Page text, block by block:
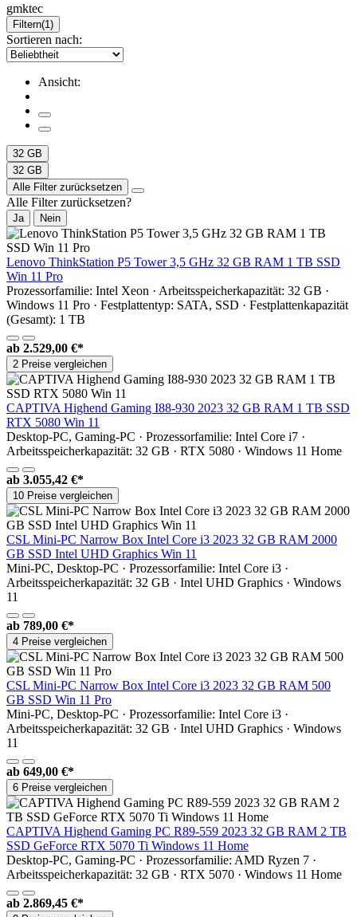
gmktec
Filtern(1)
Sortieren nach:
Ansicht:
32 GB
32 GB
Alle Filter zurücksetzen
Alle Filter zurücksetzen?
Ja Nein
Lenovo ThinkStation P5 Tower 3,5 GHz 32 GB RAM 1 TB SSD
Win 11 Pro
Prozessorfamilie: Intel Xeon · Arbeitsspeicherkapazität: 32 GB ·
Windows 11 Pro · Festplattentyp: SATA, SSD · Festplattenkapazität
(Gesamt): 1 TB
ab 2.529,00 €*
2 Preise vergleichen
CAPTIVA Highend Gaming I88-930 2023 32 GB RAM 1 TB SSD
RTX 5080 Win 11
Desktop-PC, Gaming-PC · Prozessorfamilie: Intel Core i7 ·
Arbeitsspeicherkapazität: 32 GB · RTX 5080 · Windows 11 Home
ab 3.055,42 €*
10 Preise vergleichen
CSL Mini-PC Narrow Box Intel Core i3 2023 32 GB RAM 2000
GB SSD Intel UHD Graphics Win 11
Mini-PC, Desktop-PC · Prozessorfamilie: Intel Core i3 ·
Arbeitsspeicherkapazität: 32 GB · Intel UHD Graphics · Windows
11
ab 789,00 €*
4 Preise vergleichen
CSL Mini-PC Narrow Box Intel Core i3 2023 32 GB RAM 500
GB SSD Win 11 Pro
Mini-PC, Desktop-PC · Prozessorfamilie: Intel Core i3 ·
Arbeitsspeicherkapazität: 32 GB · Intel UHD Graphics · Windows
11
ab 649,00 €*
6 Preise vergleichen
CAPTIVA Highend Gaming PC R89-559 2023 32 GB RAM 2 TB
SSD GeForce RTX 5070 Ti Windows 11 Home
Desktop-PC, Gaming-PC · Prozessorfamilie: AMD Ryzen 7 ·
Arbeitsspeicherkapazität: 32 GB · RTX 5070 · Windows 11 Home
ab 2.869,45 €*